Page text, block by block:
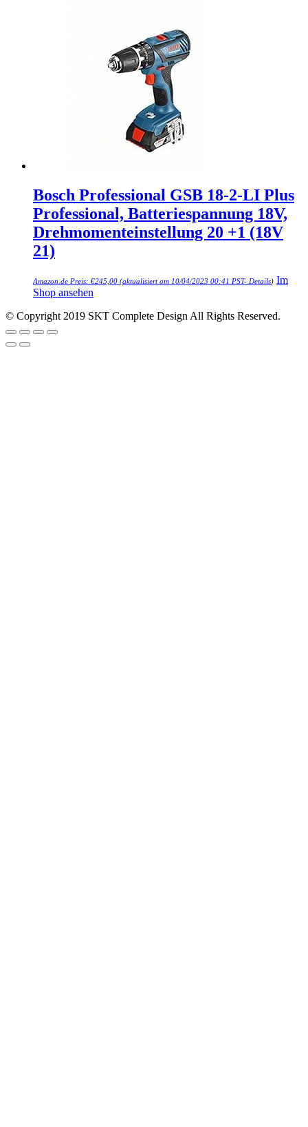
Bosch Professional GSB 18-2-LI Plus
Professional, Batteriespannung 18V,
Drehmomenteinstellung 20 +1 (18V
21)
Amazon.de Preis: €245,00 (aktualisiert am 10/04/2023 00:41 PST- Details) Im
Shop ansehen
© Copyright 2019 SKT Complete Design All Rights Reserved.